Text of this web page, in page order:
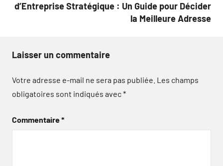
d’Entreprise Stratégique : Un Guide pour Décider
la Meilleure Adresse
Laisser un commentaire
Votre adresse e-mail ne sera pas publiée. Les champs
obligatoires sont indiqués avec*
Commentaire*